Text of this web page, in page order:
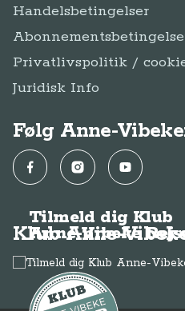
Handelsbetingelser
Privatlivspolitik /
Juridisk Info
Følg Anne-
FacebookInstagramYouTube
Klub Anne-
Tilmeld dig Klub
Anne-Vibeke